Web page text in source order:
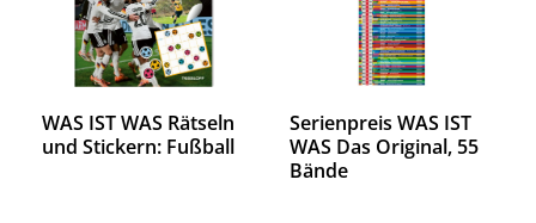
WAS IST WAS Rätseln
und Stickern: Fußball
Serienpreis WAS IST
WAS Das Original, 55
Bände